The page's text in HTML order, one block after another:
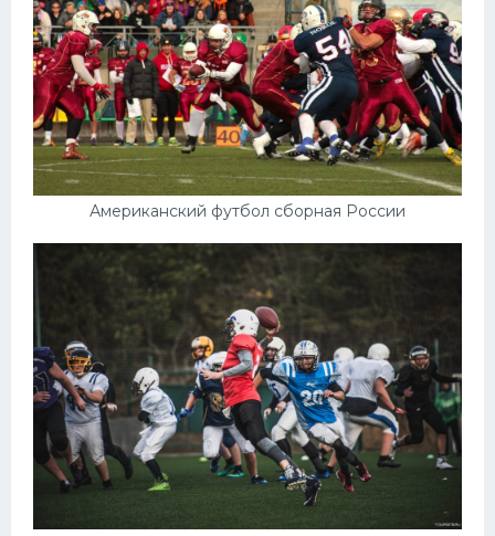
Американский футбол сборная России